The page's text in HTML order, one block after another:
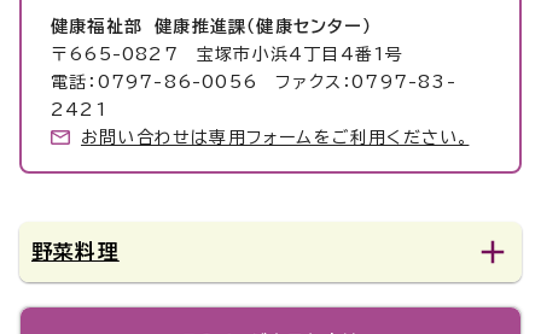
健康福祉部 健康推進課（健康センター）
〒665-0827 宝塚市小浜4丁目4番1号
電話：0797-86-0056 ファクス：0797-83-
2421
お問い合わせは専用フォームをご利用ください。
野菜料理